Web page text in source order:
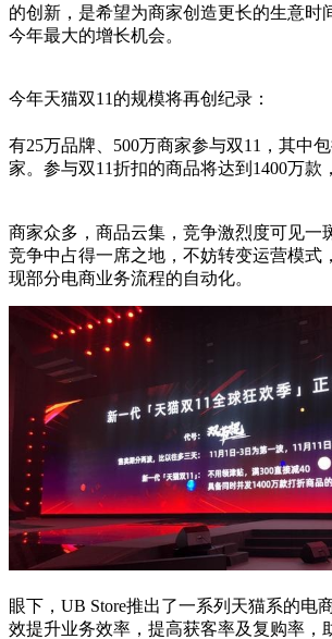
的创新，是希望为商家创造更长的生意时
今年最大的增长机会。
今年天猫双11的规模将再创纪录：
有25万品牌、500万商家参与双11，其中
家。参与双11折扣的商品将达到1400万款
商家众多，商品云集，竞争激烈度可见一
竞争中占得一席之地，不妨转变运营模式
现部分电商业务流程的自动化。
眼下，UB Store推出了一系列天猫系的电
效提升业务效率，提高获客率及复购率，